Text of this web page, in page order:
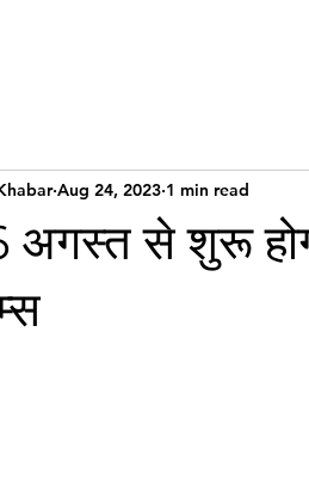
से शुरू
Aug 24, 2023 1 min read